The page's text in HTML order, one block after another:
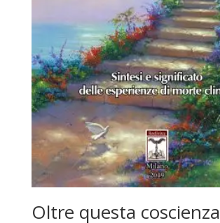
Oltre questa coscienza